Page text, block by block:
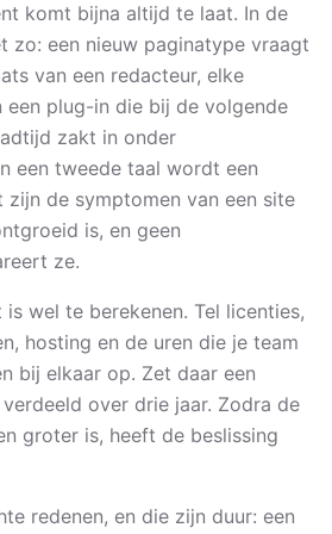
komt bijna altijd te laat. In de
zo: een nieuw paginatype vraagt
van een redacteur, elke
een plug-in die bij de volgende
zakt in onder
een tweede taal wordt een
de symptomen van een site
is, en geen
ze.
wel te berekenen. Tel licenties,
hosting en de uren die je team
bij elkaar op. Zet daar een
over drie jaar. Zodra de
groter is, heeft de beslissing
redenen, en die zijn duur: een